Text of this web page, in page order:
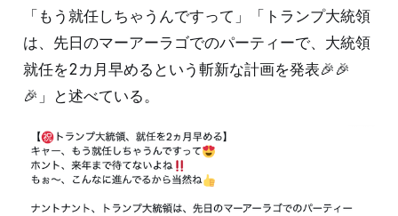
「もう就任しちゃうんですって」「トランプ大統領
は、先日のマーアーラゴでのパーティーで、大統領
就任を2カ月早めるという斬新な計画を発表🎉🎉
🎉」と述べている。